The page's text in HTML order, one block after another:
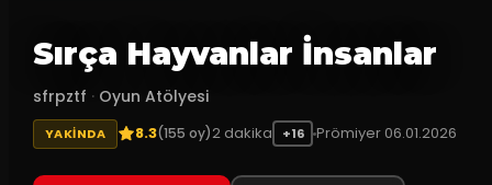
Sırça Hayvanlar İnsanlar
sfrpztf · Oyun Atölyesi
YAKINDA 8.3(155 oy)2 dakika +16 Prömiyer 06.01.2026